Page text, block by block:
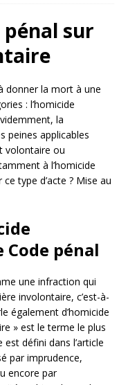
pénal sur
donner la mort à une
: l’homicide
la
peines applicables
volontaire ou
à l’homicide
type d’acte ? Mise au
pénal
une infraction qui
involontaire, c’est-à-
également d’homicide
» est le terme le plus
défini dans l’article
par imprudence,
encore par